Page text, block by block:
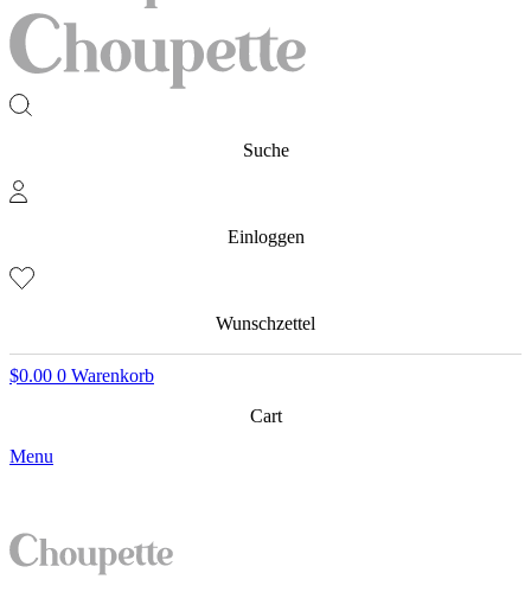
Suche
Einloggen
Wunschzettel
$0.00 0 Warenkorb
Cart
Menu